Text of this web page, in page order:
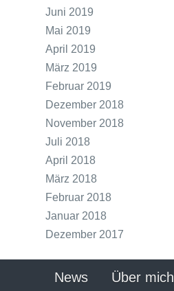
Juni 2019
Mai 2019
April 2019
März 2019
Februar 2019
Dezember 2018
November 2018
Juli 2018
April 2018
März 2018
Februar 2018
Januar 2018
Dezember 2017
News Über mich